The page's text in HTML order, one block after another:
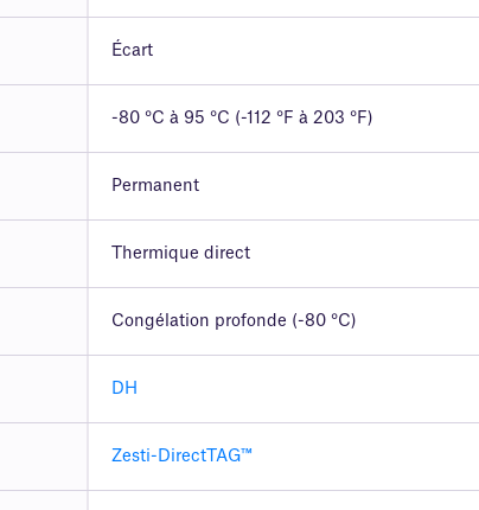
Écart
-80 °C à 95 °C (-112 °F à 203 °F)
Permanent
Thermique direct
Congélation profonde (-80 °C)
DH
Zesti-DirectTAG™